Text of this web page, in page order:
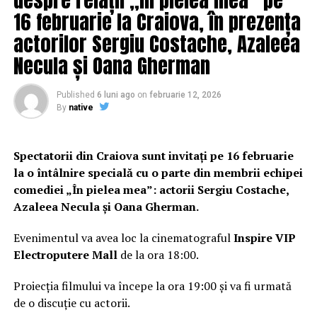
2.Emoţia legată de pesta porcină a trecut, despăgubirile
s-au plătit, deci nu mai există presiune socială şi
mediatică ;
Române în şcolile deLimbă Maghiară de către profesori
calificaţi este anulat, ceea ce în readuce pe Kelemen
Hunor la supuşenie şi faţă de Dragnea, nu numai faţă de
Victor Orban ;
4.În Noiembrie Dragnea reuşeşte să închidă focarele cu
pucişti. Pe unii îi cumpără cu funcţii şi bani, pe alţii îi
elimină restabilindu-şi un fragil controlul pe partid şi
guvern ;
16 februarie la Craiova, în prezența
actorilor Sergiu Costache, Azaleea
Necula și Oana Gherman
Published 6 luni ago on februarie 12, 2026
By native
Spectatorii din Craiova sunt invitați pe 16 februarie
la o întâlnire specială cu o parte din membrii echipei
comediei „În pielea mea”: actorii Sergiu Costache,
Azaleea Necula și Oana Gherman.
Evenimentul va avea loc la cinematografulInspire VIP
Electroputere Mall de la ora 18:00.
Proiecția filmului va începe la ora 19:00 și va fi urmată
de o discuție cu actorii.